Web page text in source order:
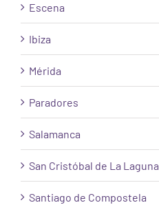
Escena
Ibiza
Mérida
Paradores
Salamanca
San Cristóbal de La Laguna
Santiago de Compostela